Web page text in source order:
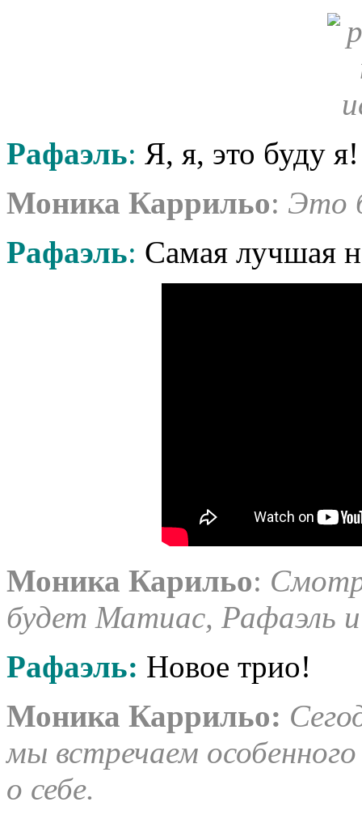
Рафаэль: Я, я, это буду я!
Моника Каррильо: Это
Рафаэль: Самая лучшая
Моника Карильо:
будет Матиас, Рафаэль
Рафаэль: Новое трио!
Моника Каррильо:
мы встречаем
о себе.